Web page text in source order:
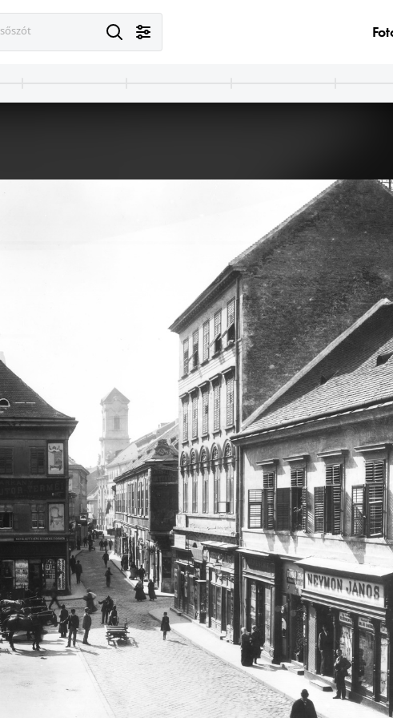
1900 · Olaszország
piac.
es évek második felében készült.
1900 · Baja
fotóműterem.
1900
1900
A felvétel az 1880-as években készült.
1900 · Budapest V.
Vörösmarty (Gizella) tér a Deák Ferenc utca felől nézve. Szemben a Haas-palota és tőle jobbra a Szálloda a Magyar királyhoz. A felvétel 1894 körül készült.